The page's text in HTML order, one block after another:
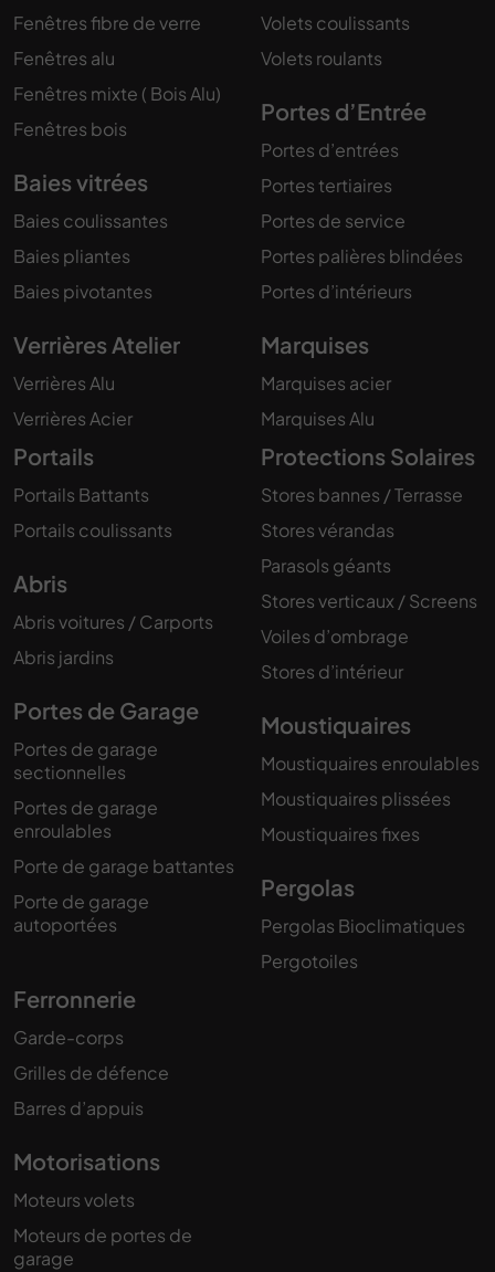
Fenêtres fibre de verre
Fenêtres alu
Fenêtres mixte ( Bois Alu)
Fenêtres bois
Baies vitrées
Baies coulissantes
Baies pliantes
Baies pivotantes
Verrières Atelier
Verrières Alu
Verrières Acier
Volets coulissants
Volets roulants
Portes d’Entrée
Portes d’entrées
Portes tertiaires
Portes de service
Portes palières blindées
Portes d’intérieurs
Marquises
Marquises acier
Marquises Alu
Portails
Portails Battants
Portails coulissants
Abris
Abris voitures / Carports
Abris jardins
Portes de Garage
Portes de garage
sectionnelles
Portes de garage
enroulables
Porte de garage battantes
Porte de garage
autoportées
Protections Solaires
Stores bannes / Terrasse
Stores vérandas
Parasols géants
Stores verticaux / Screens
Voiles d’ombrage
Stores d’intérieur
Moustiquaires
Moustiquaires enroulables
Moustiquaires plissées
Moustiquaires fixes
Pergolas
Pergolas Bioclimatiques
Pergotoiles
Ferronnerie
Garde-corps
Grilles de défence
Barres d’appuis
Motorisations
Moteurs volets
Moteurs de portes de
garage